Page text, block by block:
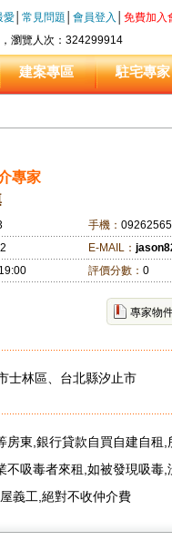
，瀏覽人次：324299914
愛│ 常見問題 會員登入 免費加入
建案專區 駐宅專家
專家
專家物
手機：
E-MAIL：
評價分數： 0
士林區、台北縣汐止市
東,銀行貸款自買自建自租
吸毒者來租,如被發現吸毒
義工,絕對不收仲介費